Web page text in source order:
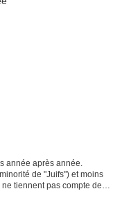
année après année.
de "Juifs") et moins
tiennent pas compte de